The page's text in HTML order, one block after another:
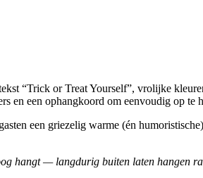
“Trick or Treat Yourself”, vrolijke
en een ophangkoord om eenvoudig op te
een griezelig warme (én
hangt — langdurig buiten laten hangen